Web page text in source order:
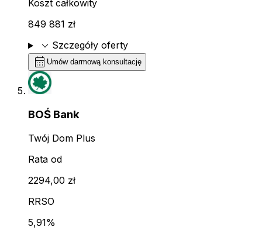
Koszt całkowity
849 881 zł
expand_more Szczegóły oferty
calendar_month Umów darmową konsultację
BOŚ Bank
Twój Dom Plus
Rata od
2294,00 zł
RRSO
5,91%